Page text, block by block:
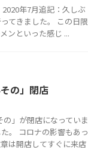
年7月追記：久しぶ
てきました。 この日限
ンといった感じ ...
の」閉店
」が閉店になっていま
。 コロナの影響もあっ
は開店してすぐに来店